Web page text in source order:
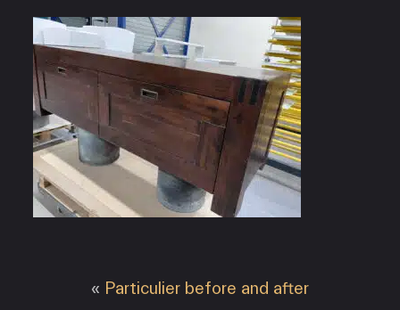
« Particulier before and after